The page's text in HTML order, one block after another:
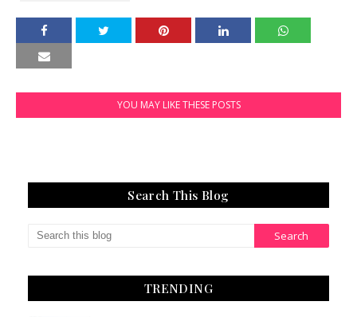
YOU MAY LIKE THESE POSTS
Search This Blog
TRENDING